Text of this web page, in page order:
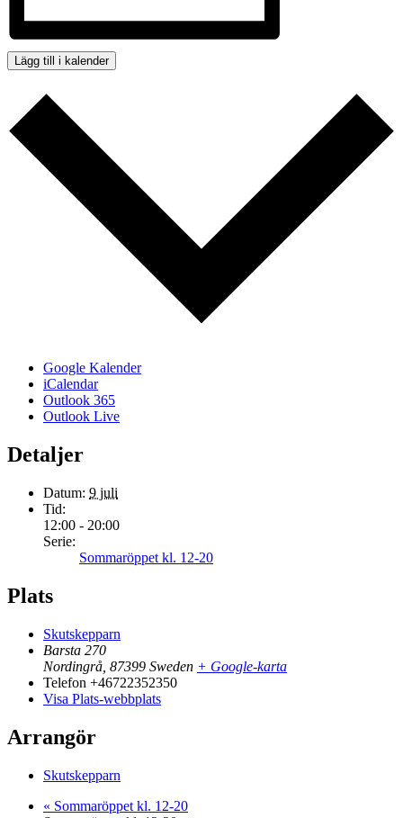
Lägg till i kalender
Google Kalender
iCalendar
Outlook 365
Outlook Live
Detaljer
Datum: 9 juli
Tid:
12:00 - 20:00
Serie:
Sommaröppet kl. 12-20
Plats
Skutskepparn
Barsta 270
Nordingrå 87399 Sweden + Google-karta
Telefon +46722352350
Visa Plats-webbplats
Arrangör
Skutskepparn
« Sommaröppet kl. 12-20